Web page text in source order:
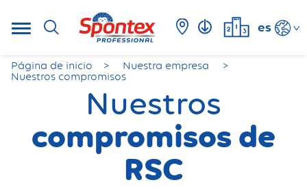
es
Página de inicio
Nuestra empresa
Nuestros compromisos
Nuestros
compromisos de
RSC